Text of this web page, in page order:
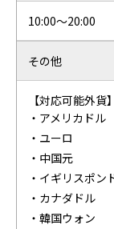
10:00～20:00
その他
【対応可能外貨】
・アメリカドル
・ユーロ
・中国元
・イギリスポン
・カナダドル
・韓国ウォン